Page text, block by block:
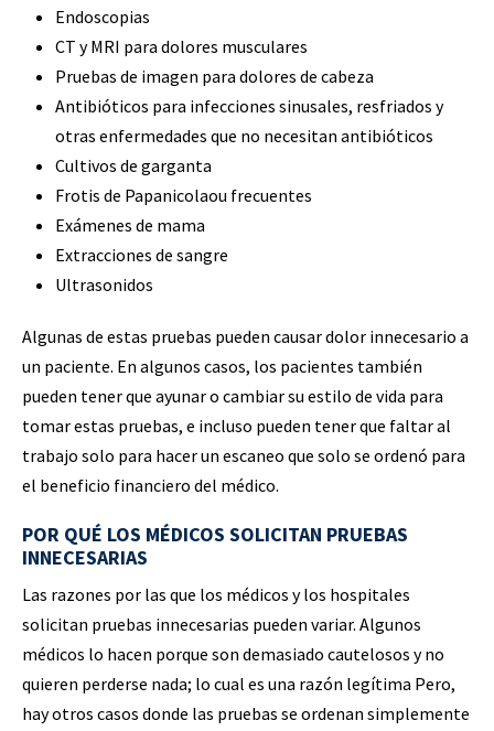
Endoscopias
CT y MRI para dolores musculares
Pruebas de imagen para dolores de cabeza
Antibióticos para infecciones sinusales, resfriados y
otras enfermedades que no necesitan antibióticos
Cultivos de garganta
Frotis de Papanicolaou frecuentes
Exámenes de mama
Extracciones de sangre
Ultrasonidos
Algunas de estas pruebas pueden causar dolor innecesario a
un paciente. En algunos casos, los pacientes también
pueden tener que ayunar o cambiar su estilo de vida para
tomar estas pruebas, e incluso pueden tener que faltar al
trabajo solo para hacer un escaneo que solo se ordenó para
el beneficio financiero del médico.
POR QUÉ LOS MÉDICOS SOLICITAN PRUEBAS
INNECESARIAS
Las razones por las que los médicos y los hospitales
solicitan pruebas innecesarias pueden variar. Algunos
médicos lo hacen porque son demasiado cautelosos y no
quieren perderse nada; lo cual es una razón legítima Pero,
hay otros casos donde las pruebas se ordenan simplemente